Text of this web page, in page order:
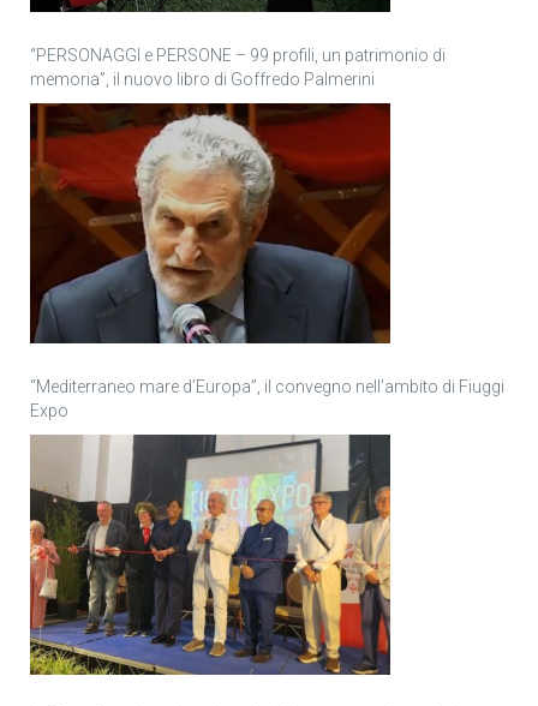
“PERSONAGGI e PERSONE – 99 profili, un patrimonio di
memoria”, il nuovo libro di Goffredo Palmerini
“Mediterraneo mare d’Europa”, il convegno nell’ambito di Fiuggi
Expo